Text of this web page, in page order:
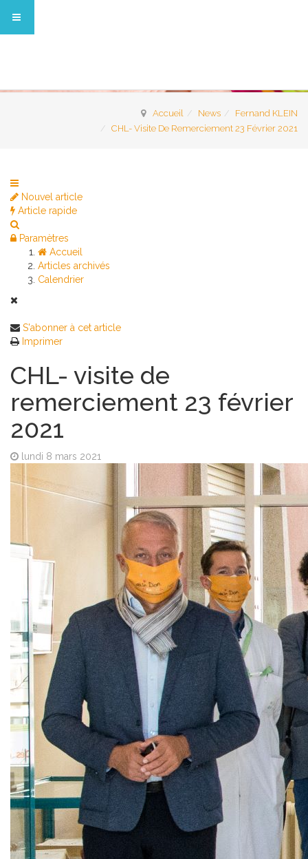
Accueil News
Fernand KLEIN
CHL- Visite De Remerciement 23 Février 2021
Nouvel article
Article rapide
Paramètres
Accueil
Articles archivés
Calendrier
S'abonner à cet article
Imprimer
CHL- visite de
remerciement 23 février
2021
lundi 8 mars 2021